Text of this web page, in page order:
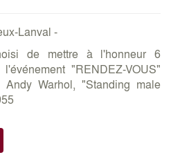
Lanval -
de mettre à l'honneur 6
"RENDEZ-VOUS"
Warhol, "Standing male